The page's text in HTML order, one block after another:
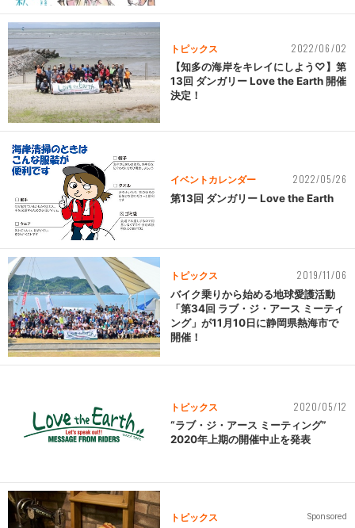
トピックス 2022/06/02
【知多の海岸をキレイにしよう♡】第
13回 ダンガリー Love the Earth 開催
決定！
イベントカレンダー 2022/05/26
第13回 ダンガリー Love the Earth
トピックス 2019/11/06
バイク乗りから始める地球愛護活動
「第34回 ラブ・ジ・アース ミーティ
ング」が11月10日に静岡県熱海市で
開催！
トピックス 2020/05/12
“ラブ・ジ・アース ミーティング”
2020年上期の開催中止を発表
トピックス Sponsored